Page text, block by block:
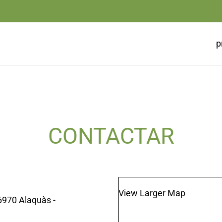
CONTACTAR
Alaquàs -
View Larger Map